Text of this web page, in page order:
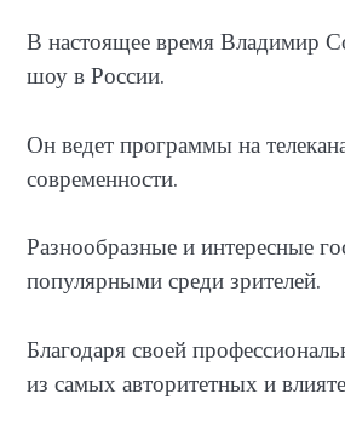
В настоящее время Владимир
шоу в России.
Он ведет программы на
современности.
Разнообразные и интересные
популярными среди зрителей.
Благодаря своей
из самых авторитетных и